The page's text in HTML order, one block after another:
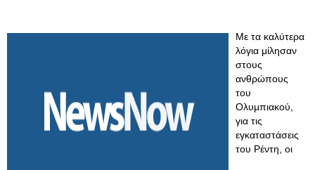
Με τα καλύτερα
λόγια μίλησαν
στους
ανθρώπους
του
Ολυμπιακού,
για τις
εγκαταστάσεις
του Ρέντη, οι